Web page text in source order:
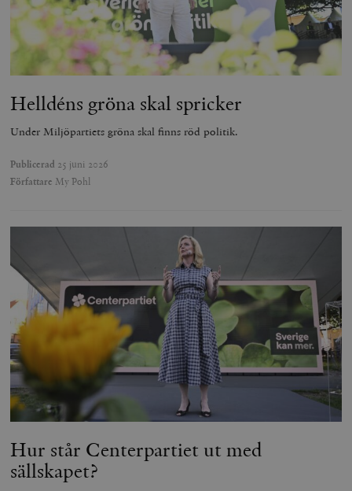
Helldéns gröna skal spricker
Under Miljöpartiets gröna skal finns röd politik.
Publicerad 25 juni 2026
Författare My Pohl
Hur står Centerpartiet ut med
sällskapet?